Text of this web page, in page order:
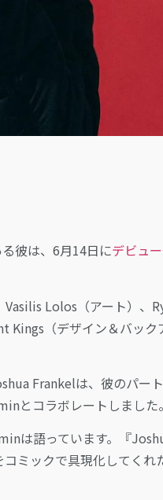
彼は、6月14日にデビュ
Lolos（アート）、
Kings（デザイン＆バック
Frankelは、彼のパー
とコラボレートしました。
は語っています。『
ミックで具現化してくれ